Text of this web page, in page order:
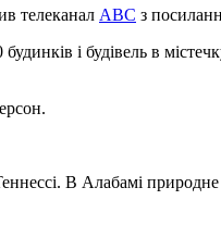
телеканал ABC з
і будівель в
В Алабамі